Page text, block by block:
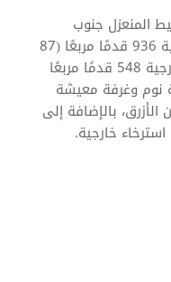
المنعزل جنوب
المنتجع، وتبلغ مساحة الفيلا الداخلية 936 قدمًا مربعًا (87
مترًا مربعًا)، بينما تبلغ المساحة الخارجية 548 قدمًا مربعًا
نوم وغرفة معيشة
بالإضافة إلى
خارجية.